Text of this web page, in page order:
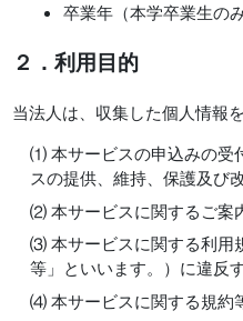
卒業年（本学卒業生の
２．利用目的
当法人は、収集した個人情報
⑴ 本サービスの申込みの受
スの提供、維持、保護及び
⑵ 本サービスに関するご案
⑶ 本サービスに関する利用
等」といいます。）に違反
⑷ 本サービスに関する規約